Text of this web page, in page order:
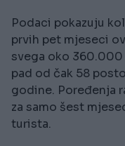
Podaci pokazuju
prvih pet mjeseci
svega oko
pad od čak 58
godine. Poređenja
za samo šest
turista.